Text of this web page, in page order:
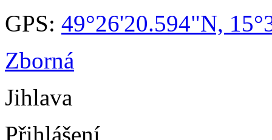
GPS: 49°26'20.594"N,
Zborná
Jihlava
Přihlášení